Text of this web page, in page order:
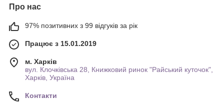
Про нас
97% позитивних з 99 відгуків за рік
Працює з 15.01.2019
м. Харків
вул. Клочківська 28, Книжковий ринок "Райський куточок",
Харків, Україна
Контакти